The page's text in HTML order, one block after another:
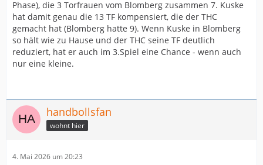
Phase), die 3 Torfrauen vom Blomberg zusammen 7. Kuske
hat damit genau die 13 TF kompensiert, die der THC
gemacht hat (Blomberg hatte 9). Wenn Kuske in Blomberg
so hält wie zu Hause und der THC seine TF deutlich
reduziert, hat er auch im 3.Spiel eine Chance - wenn auch
nur eine kleine.
handbollsfan
wohnt hier
4. Mai 2026 um 20:23